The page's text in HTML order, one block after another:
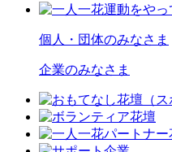
個人・団体のみなさま
企業のみなさま